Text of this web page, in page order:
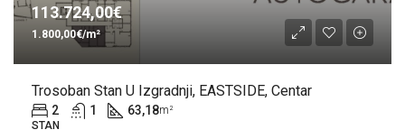
113.724,00€
1.800,00€/m²
Trosoban Stan U Izgradnji, EASTSIDE, Centar
2 1 63,18m²
STAN